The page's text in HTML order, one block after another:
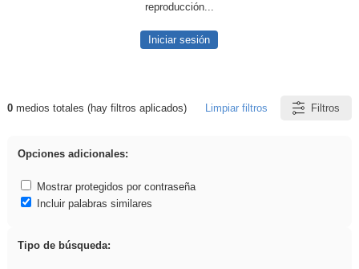
reproducción...
Iniciar sesión
Resultados de: dividir
0medios totales (hay filtros aplicados) Limpiar filtros Filtros
Opciones adicionales:
Mostrar protegidos por contraseña
Incluir palabras similares
Tipo de búsqueda: